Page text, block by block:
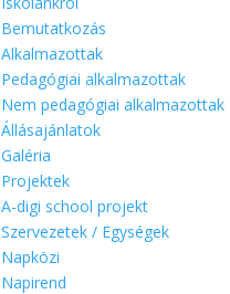
Bemutatkozás
Alkalmazottak
Pedagógiai alkalmazottak
Nem pedagógiai alkalmazottak
Állásajánlatok
Galéria
Projektek
A-digi school projekt
Szervezetek / Egységek
Napközi
Napirend